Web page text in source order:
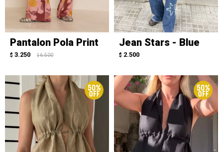
Pantalon Pola Print
$ 3.250 $ 6.500
Jean Stars - Blue
$ 2.500